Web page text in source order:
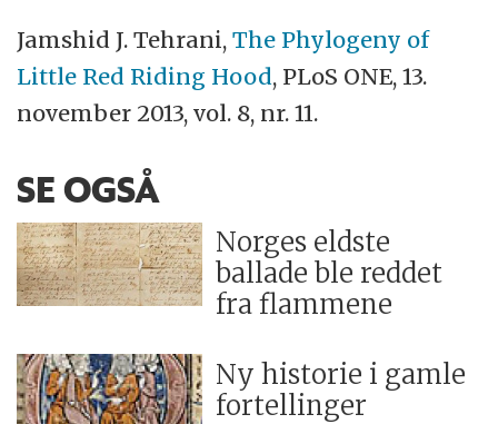
Jamshid J. Tehrani,The Phylogeny of
Little Red Riding Hood, PLoS ONE, 13.
november 2013, vol. 8, nr. 11.
SE OGSÅ
Norges eldste
ballade ble reddet
fra flammene
Ny historie i gamle
fortellinger